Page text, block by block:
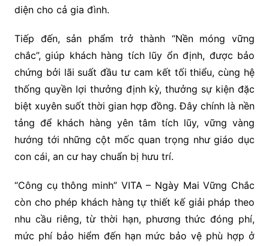
diện cho cả gia đình.
Tiếp đến, sản phẩm trở thành “Nền móng vững
chắc”, giúp khách hàng tích lũy ổn định, được bảo
chứng bởi lãi suất đầu tư cam kết tối thiểu, cùng hệ
thống quyền lợi thưởng định kỳ, thưởng sự kiện đặc
biệt xuyên suốt thời gian hợp đồng. Đây chính là nền
tảng để khách hàng yên tâm tích lũy, vững vàng
hướng tới những cột mốc quan trọng như giáo dục
con cái, an cư hay chuẩn bị hưu trí.
“Công cụ thông minh” VITA – Ngày Mai Vững Chắc
còn cho phép khách hàng tự thiết kế giải pháp theo
nhu cầu riêng, từ thời hạn, phương thức đóng phí,
mức phí bảo hiểm đến hạn mức bảo vệ phù hợp ở